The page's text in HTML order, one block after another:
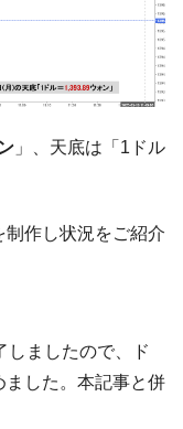
費者院が『クーパ
総額3兆7,000億
干ばつ
進！ 日米の協調
補助金を全廃 ⇒ 実
で対前年同期比
勢力」のプラカー
規模のAIデ
」、天底は「1ドル
制作し状況をご紹介
しましたので、ド
ました。本記事と併